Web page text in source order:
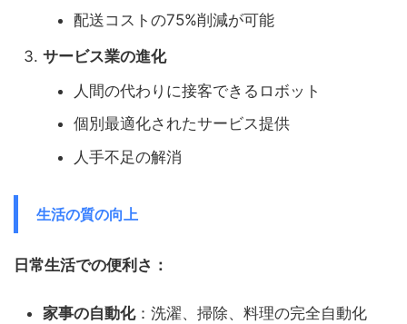
配送コストの75%削減が可能
サービス業の進化
人間の代わりに接客できるロボット
個別最適化されたサービス提供
人手不足の解消
生活の質の向上
日常生活での便利さ：
家事の自動化：洗濯、掃除、料理の完全自動化